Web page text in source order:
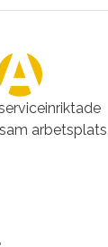
arbetsplats.